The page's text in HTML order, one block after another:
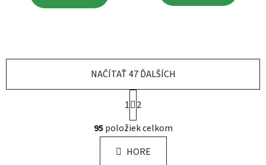
O
v
l
á
NAČÍTAŤ 47 ĎALŠÍCH
S
t
r
á
n
k
1
2
95položiek celkom
HORE